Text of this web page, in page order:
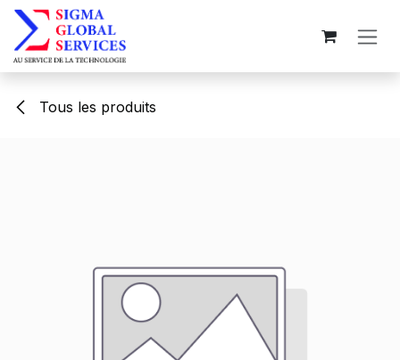
Se rendre au contenu
Tous les produits